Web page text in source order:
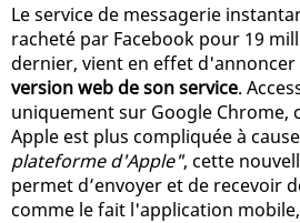
Le service de messagerie
racheté par Facebook pour 19
dernier, vient en effet d'annoncer
version web de son service.
uniquement sur Google Chrome,
Apple est plus compliquée à
plateforme d'Apple", cette
permet d’envoyer et de recevoir
comme le fait l'application